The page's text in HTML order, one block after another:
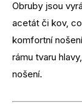
Obruby jsou
acetát či kov,
komfortní
rámu tvaru
nošení.